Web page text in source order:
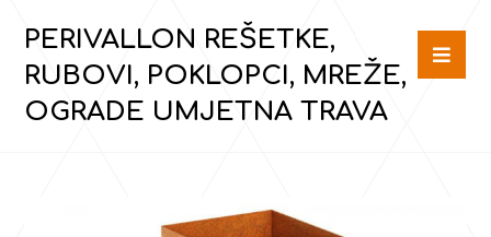
PERIVALLON REŠETKE,
RUBOVI, POKLOPCI, MREŽE,
OGRADE UMJETNA TRAVA